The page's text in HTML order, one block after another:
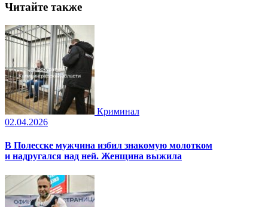
Читайте также
Криминал
02.04.2026
В Полесске мужчина избил знакомую молотком
и надругался над ней. Женщина выжила